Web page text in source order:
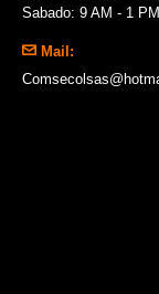
Sabado: 9 AM - 1 PM
Mail: